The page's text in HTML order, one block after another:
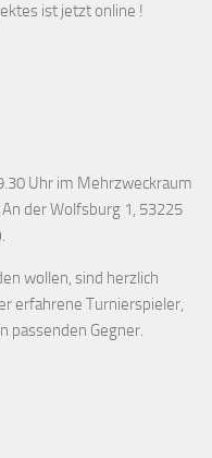
ist jetzt online !
Uhr im Mehrzweckraum
der Wolfsburg 1, 53225
wollen, sind herzlich
erfahrene Turnierspieler,
passenden Gegner.